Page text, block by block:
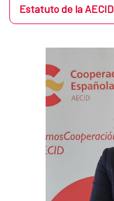
Estatuto de la AECID